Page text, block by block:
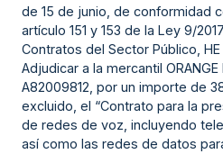
de 15 de junio, de conformidad
artículo 151 y 153 de la Ley 9/
Contratos del Sector Público, HE
Adjudicar a la mercantil ORANGE
A82009812, por un importe de
excluido, el “Contrato para la
de redes de voz, incluyendo
así como las redes de datos